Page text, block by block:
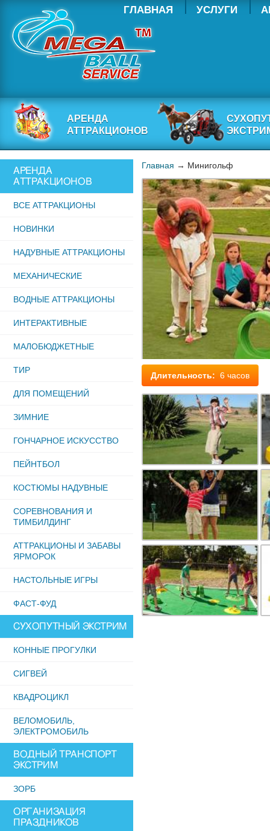
ГЛАВНАЯ УСЛУГИ
АРЕНДА
АТТРАКЦИОНОВ
АРЕНДА
АТТРАКЦИОНОВ
ВСЕ АТТРАКЦИОНЫ
НОВИНКИ
НАДУВНЫЕ АТТРАКЦИОНЫ
МЕХАНИЧЕСКИЕ
ВОДНЫЕ АТТРАКЦИОНЫ
ИНТЕРАКТИВНЫЕ
МАЛОБЮДЖЕТНЫЕ
ТИР
ДЛЯ ПОМЕЩЕНИЙ
ЗИМНИЕ
ГОНЧАРНОЕ ИСКУССТВО
ПЕЙНТБОЛ
КОСТЮМЫ НАДУВНЫЕ
СОРЕВНОВАНИЯ И
ТИМБИЛДИНГ
АТТРАКЦИОНЫ И ЗАБАВЫ
ЯРМОРОК
НАСТОЛЬНЫЕ ИГРЫ
ФАСТ-ФУД
СУХОПУТНЫЙ ЭКСТРИМ
КОННЫЕ ПРОГУЛКИ
СИГВЕЙ
КВАДРОЦИКЛ
ВЕЛОМОБИЛЬ,
ЭЛЕКТРОМОБИЛЬ
ВОДНЫЙ ТРАНСПОРТ
ЭКСТРИМ
ЗОРБ
ОРГАНИЗАЦИЯ
ПРАЗДНИКОВ
Главная → Минигольф
Длительность: 6 часов